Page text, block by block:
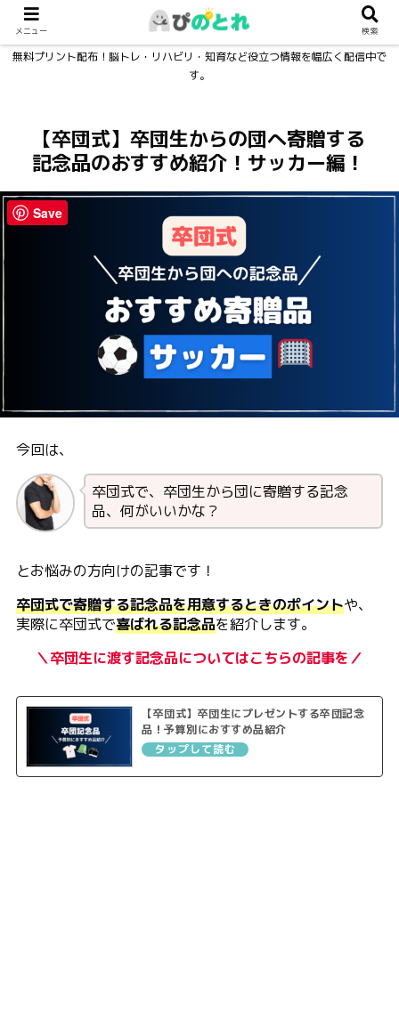
無料プリント配布！脳トレ・リハビリ・知育など役立つ情報を幅広く配信中で
す。
【卒団式】卒団生からの団へ寄贈する
記念品のおすすめ紹介！サッカー編！
今回は、
卒団式で、卒団生から団に寄贈する記念
品、何がいいかな？
とお悩みの方向けの記事です！
卒団式で寄贈する記念品を用意するときのポイントや、
実際に卒団式で喜ばれる記念品を紹介します。
＼卒団生に渡す記念品についてはこちらの記事を／
【卒団式】卒団生にプレゼントする卒団記念
品！予算別におすすめ品紹介
メニュー 検索
Save